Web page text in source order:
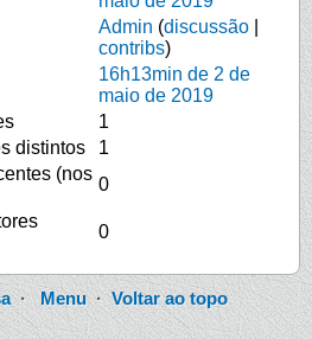
Admin (discussão
contribs)
16h13min de 2 de
maio de 2019
1
distintos
1
(nos
0
0
·Menu·Voltar ao topo